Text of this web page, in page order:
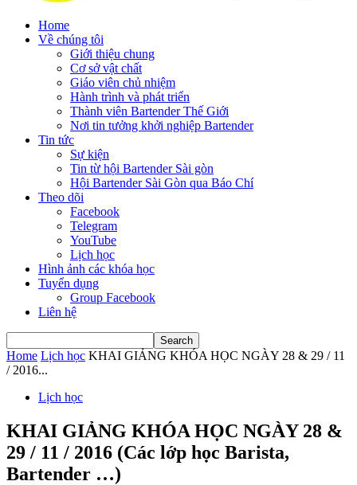
Home
Về chúng tôi
Giới thiệu chung
Cơ sở vật chất
Giáo viên chủ nhiệm
Hành trình và phát triển
Thành viên Bartender Thế Giới
Nơi tin tưởng khởi nghiệp Bartender
Tin tức
Sự kiện
Tin từ hội Bartender Sài gòn
Hội Bartender Sài Gòn qua Báo Chí
Theo dõi
Facebook
Telegram
YouTube
Lịch học
Hình ảnh các khóa học
Tuyển dụng
Group Facebook
Liên hệ
Home Lịch học KHAI GIẢNG KHÓA HỌC NGÀY 28 & 29 / 11
/ 2016...
Lịch học
KHAI GIẢNG KHÓA HỌC NGÀY 28 &
29 / 11 / 2016 (Các lớp học Barista,
Bartender …)